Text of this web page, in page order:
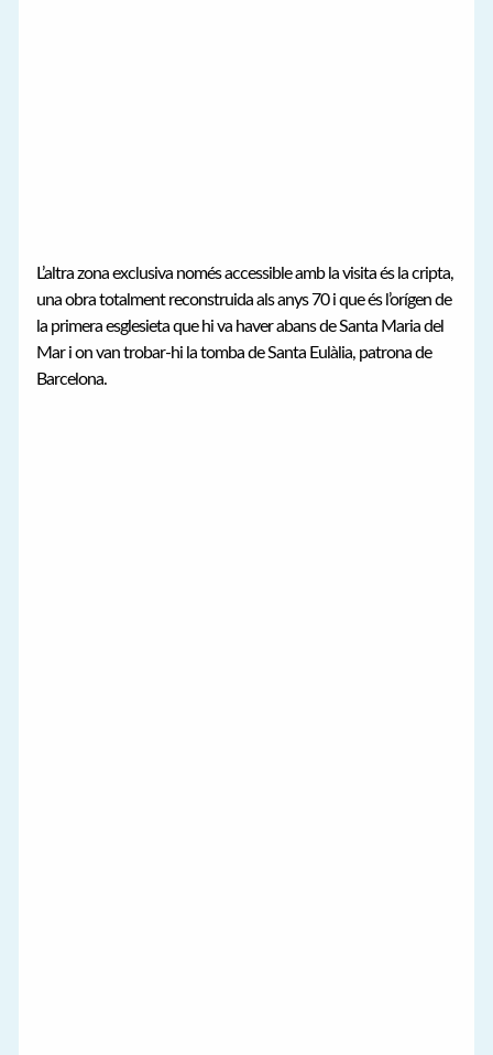
L’altra zona exclusiva només accessible amb la visita és la cripta,
una obra totalment reconstruida als anys 70 i que és l’orígen de
la primera esglesieta que hi va haver abans de Santa Maria del
Mar i on van trobar-hi la tomba de Santa Eulàlia, patrona de
Barcelona.